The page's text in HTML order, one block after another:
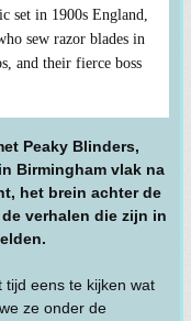
set in 1900s England,
sew razor blades in
and their fierce boss
Peaky Blinders,
Birmingham vlak na
het brein achter de
verhalen die zijn in
tijd eens te kijken wat
ze onder de